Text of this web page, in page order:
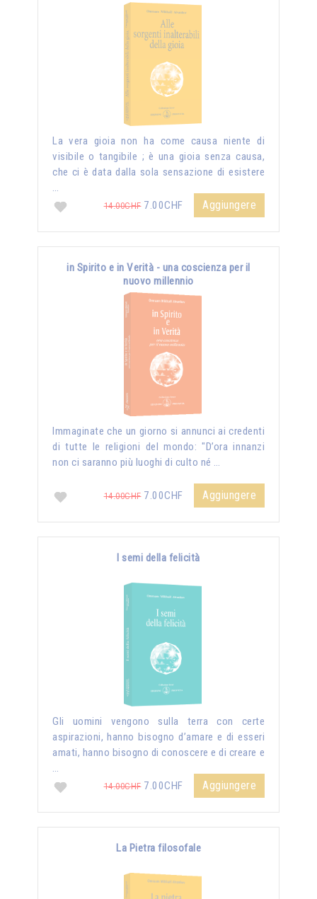
La vera gioia non ha come causa niente di
visibile o tangibile ; è una gioia senza causa,
che ci è data dalla sola sensazione di esistere
…
14.00CHF7.00CHF Aggiungere
in Spirito e in Verità - una coscienza per il
nuovo millennio
Immaginate che un giorno si annunci ai credenti
di tutte le religioni del mondo: "D’ora innanzi
non ci saranno più luoghi di culto né …
14.00CHF7.00CHF Aggiungere
I semi della felicità
Gli uomini vengono sulla terra con certe
aspirazioni, hanno bisogno d’amare e di esseri
amati, hanno bisogno di conoscere e di creare e
…
14.00CHF7.00CHF Aggiungere
La Pietra filosofale